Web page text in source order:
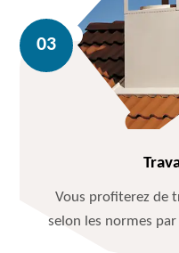
Vous profiterez de
selon les normes